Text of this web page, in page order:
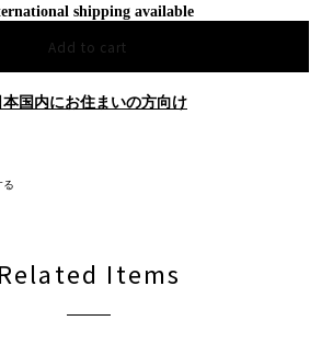
shipping available
Add to cart
本国内にお住まいの方向け
る
Related Items